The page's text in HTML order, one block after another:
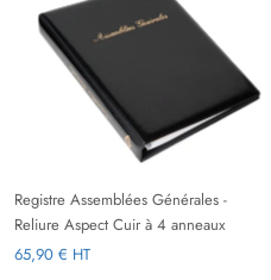
Registre Assemblées Générales -
Reliure Aspect Cuir à 4 anneaux
65,90 € HT